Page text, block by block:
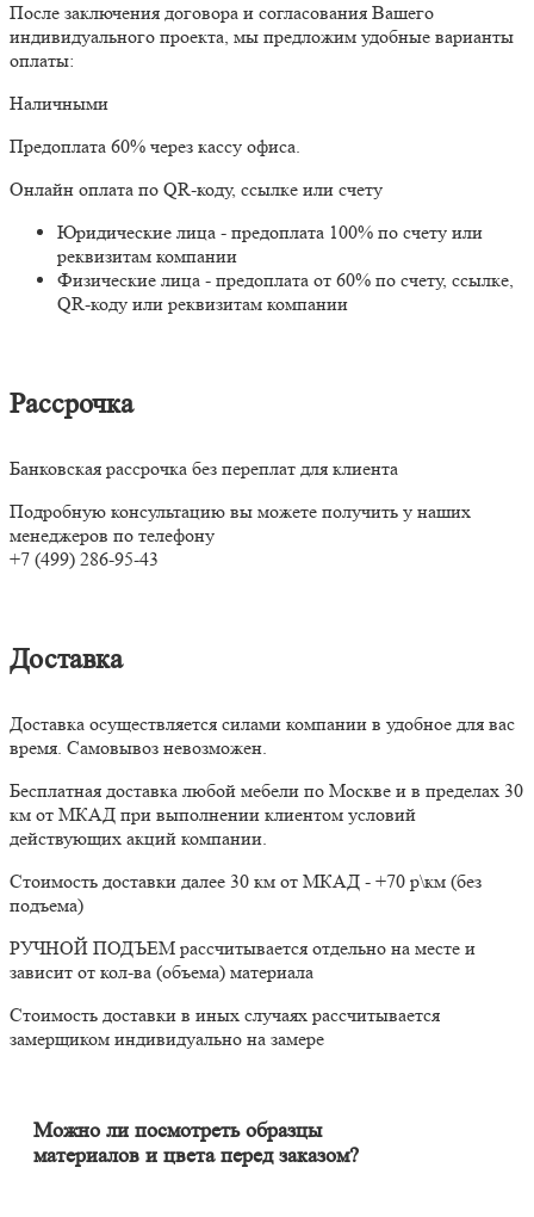
После заключения договора и согласования Вашего
индивидуального проекта, мы предложим удобные варианты
оплаты:
Наличными
Предоплата 60% через кассу офиса.
Онлайн оплата по QR-коду, ссылке или счету
Юридические лица - предоплата 100% по счету или
реквизитам компании
Физические лица - предоплата от 60% по счету, ссылке,
QR-коду или реквизитам компании
Рассрочка
Банковская рассрочка без переплат для клиента
Подробную консультацию вы можете получить у наших
менеджеров по телефону
+7 (499) 286-95-43
Доставка
Доставка осуществляется силами компании в удобное для вас
время. Самовывоз невозможен.
Бесплатная доставка любой мебели по Москве и в пределах 30
км от МКАД при выполнении клиентом условий
действующих акций компании.
Стоимость доставки далее 30 км от МКАД - +70 р\км (без
подъема)
РУЧНОЙ ПОДЪЕМ рассчитывается отдельно на месте и
зависит от кол-ва (объема) материала
Стоимость доставки в иных случаях рассчитывается
замерщиком индивидуально на замере
Можно ли посмотреть образцы
материалов и цвета перед заказом?